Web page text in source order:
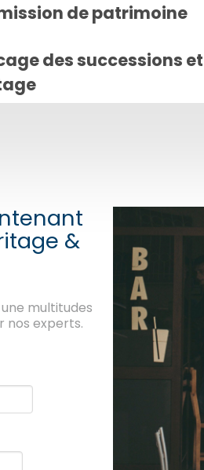
de patrimoine
des successions
&
multitudes
nos experts.